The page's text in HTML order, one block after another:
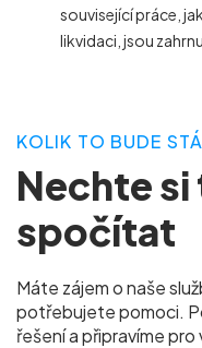
související práce,
likvidaci, jsou
KOLIK TO BUDE
Nechte
spočítat
Máte zájem o naše
potřebujete pomoci.
řešení a připravíme pro